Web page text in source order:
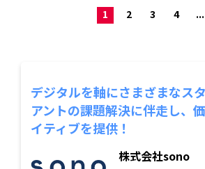
1 2 3 4 ...
デジタルを軸にさまざまなス
アントの課題解決に伴走し、
イティブを提供！
株式会社sono